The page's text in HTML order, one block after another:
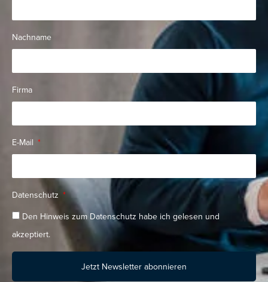
Nachname
Firma
E-Mail
Datenschutz
Den Hinweis zum Datenschutz habe ich gelesen und
akzeptiert.
Jetzt Newsletter abonnieren